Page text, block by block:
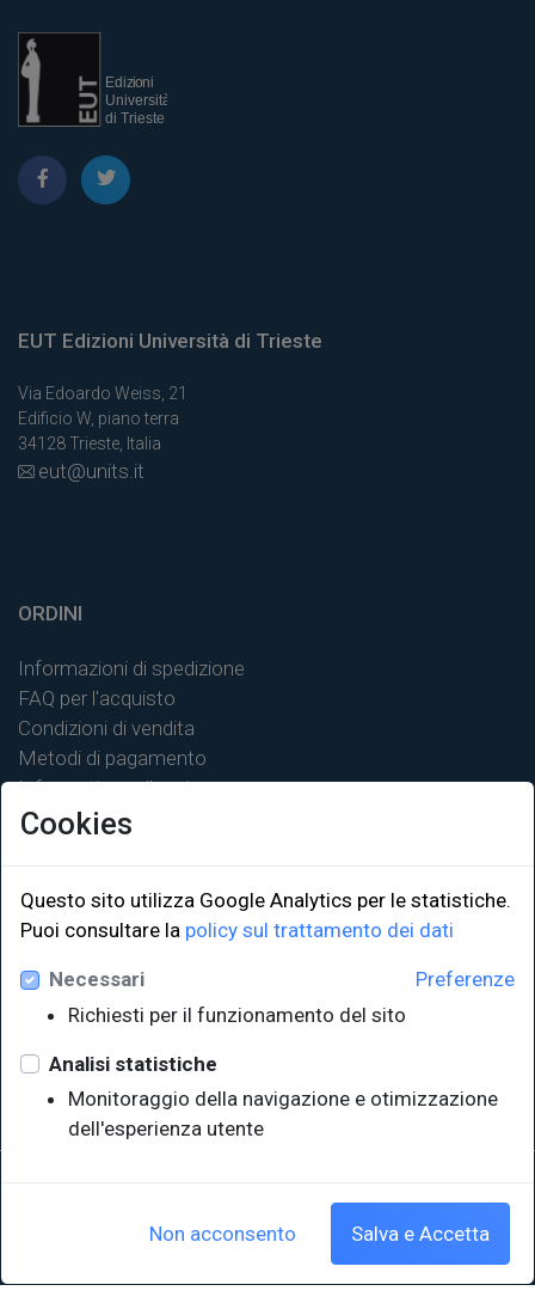
EUT Edizioni Università di Trieste
Via Edoardo Weiss, 21
Edificio W, piano terra
34128 Trieste, Italia
eut@units.it
ORDINI
Informazioni di spedizione
FAQ per l'acquisto
Condizioni di vendita
Metodi di pagamento
Informativa sulla privacy
LINK ISTITUZIONALI
Università degli Studi di Trieste
Sistema Bibliotecario di Ateneo
EUT in cifre
P.IVA 00211830328 - C.F. 80013890324 - P.E.C.: ateneo@pec.units.it
Cookies
Questo sito utilizza Google Analytics per le statistiche.
Puoi consultare la policy sul trattamento dei dati
Preferenze
Necessari
Richiesti per il funzionamento del sito
Analisi statistiche
Monitoraggio della navigazione e otimizzazione
dell'esperienza utente
Non acconsento Salva e Accetta